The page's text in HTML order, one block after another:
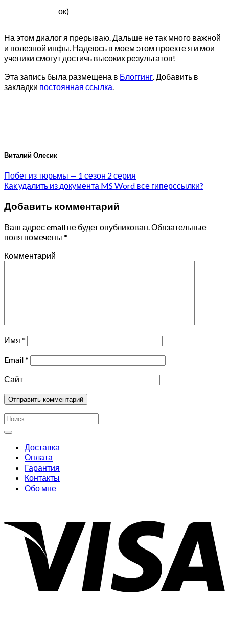
ок)
На этом диалог я прерываю. Дальше не так много важной
и полезной инфы. Надеюсь в моем этом проекте я и мои
ученики смогут достичь высоких результатов!
Эта запись была размещена в Блоггинг. Добавить в
закладки постоянная ссылка.
Виталий Олесик
Побег из тюрьмы — 1 сезон 2 серия
Как удалить из документа MS Word все гиперссылки?
Добавить комментарий
Ваш адрес email не будет опубликован. Обязательные
поля помечены *
Комментарий
Имя *
Email*
Сайт
Искать:
Доставка
Оплата
Гарантия
Контакты
Обо мне